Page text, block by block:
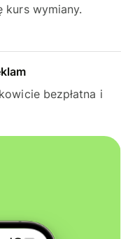
kurs wymiany.
bezpłatna i